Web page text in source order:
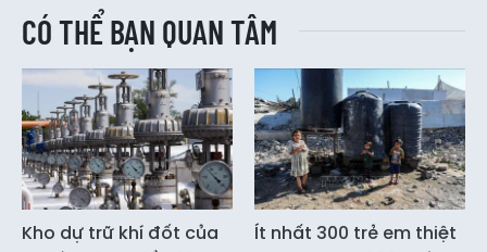
CÓ THỂ BẠN QUAN TÂM
Kho dự trữ khí đốt của
Ít nhất 300 trẻ em thiệt